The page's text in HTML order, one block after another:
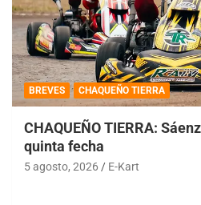
BREVES CHAQUEÑO TIERRA
CHAQUEÑO TIERRA:
quinta fecha
5 agosto, 2026 E-Kart